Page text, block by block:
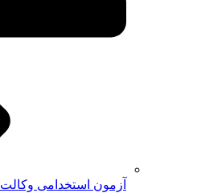
آزمون استخدامی وکالت